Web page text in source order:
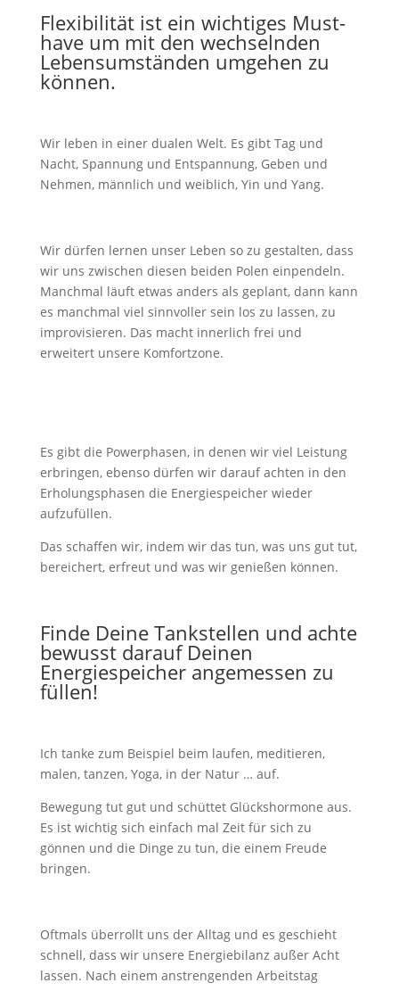
Flexibilität ist ein wichtiges Must-
have um mit den wechselnden
Lebensumständen umgehen zu
können.
Wir leben in einer dualen Welt. Es gibt Tag und
Nacht, Spannung und Entspannung, Geben und
Nehmen, männlich und weiblich, Yin und Yang.
Wir dürfen lernen unser Leben so zu gestalten, dass
wir uns zwischen diesen beiden Polen einpendeln.
Manchmal läuft etwas anders als geplant, dann kann
es manchmal viel sinnvoller sein los zu lassen, zu
improvisieren. Das macht innerlich frei und
erweitert unsere Komfortzone.
Es gibt die Powerphasen, in denen wir viel Leistung
erbringen, ebenso dürfen wir darauf achten in den
Erholungsphasen die Energiespeicher wieder
aufzufüllen.
Das schaffen wir, indem wir das tun, was uns gut tut,
bereichert, erfreut und was wir genießen können.
Finde Deine Tankstellen und achte
bewusst darauf Deinen
Energiespeicher angemessen zu
füllen!
Ich tanke zum Beispiel beim laufen, meditieren,
malen, tanzen, Yoga, in der Natur … auf.
Bewegung tut gut und schüttet Glückshormone aus.
Es ist wichtig sich einfach mal Zeit für sich zu
gönnen und die Dinge zu tun, die einem Freude
bringen.
Oftmals überrollt uns der Alltag und es geschieht
schnell, dass wir unsere Energiebilanz außer Acht
lassen. Nach einem anstrengenden Arbeitstag